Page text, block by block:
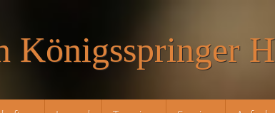
Königsspringer